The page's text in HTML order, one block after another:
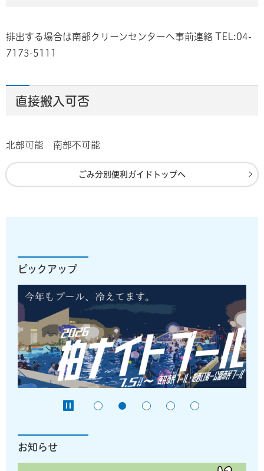
排出する場合は南部クリーンセンターへ事前連絡 TEL:04-
7173-5111
直接搬入可否
北部可能 南部不可能
ごみ分別便利ガイドトップへ
ピックアップ
お知らせ